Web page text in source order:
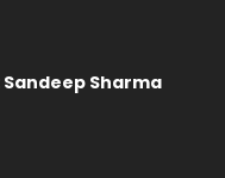
Sharma